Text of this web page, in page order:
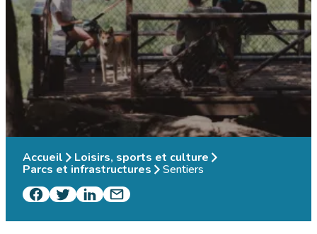
Accueil Loisirs, sports et culture
Parcs et infrastructures Sentiers